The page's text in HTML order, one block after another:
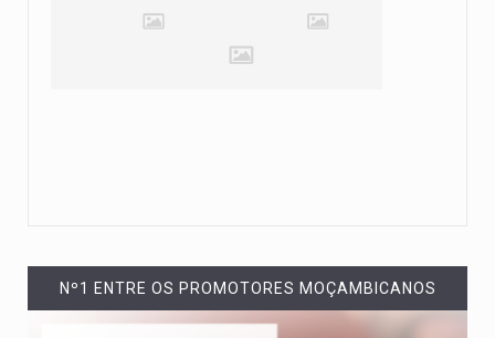
Nº1 ENTRE OS PROMOTORES MOÇAMBICANOS